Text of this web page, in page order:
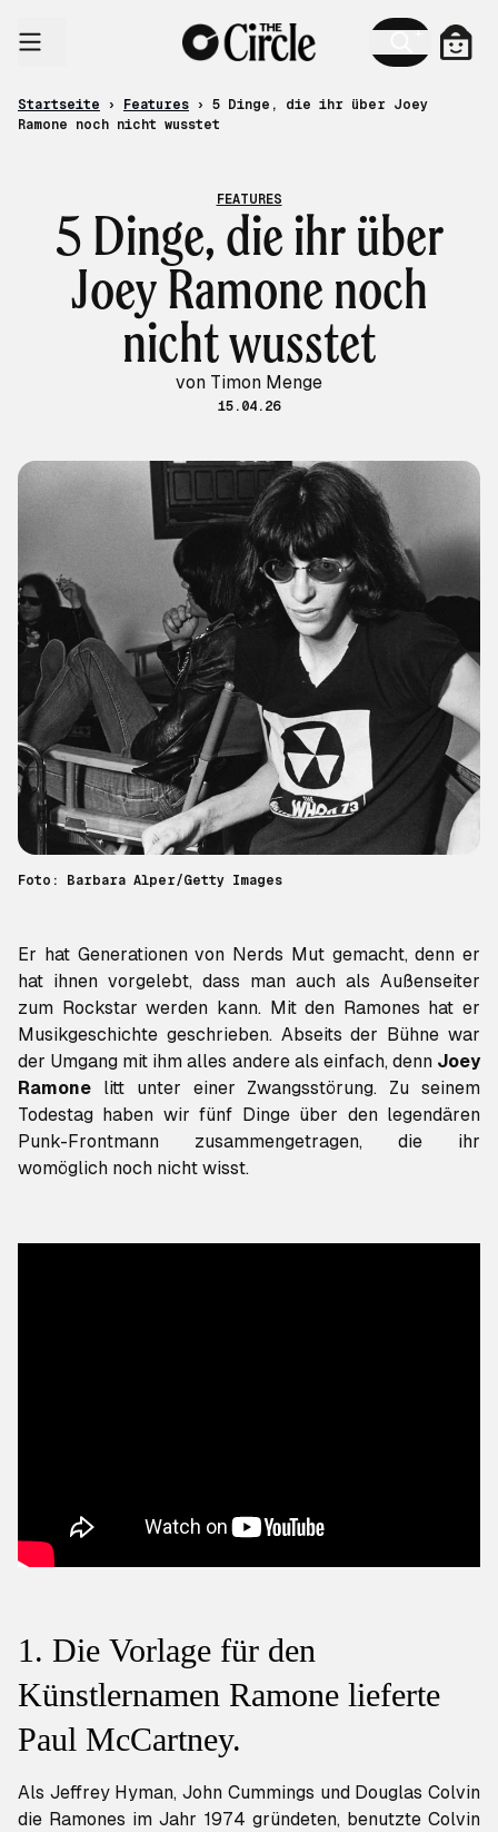
Startseite › Features ›
5 Dinge, die ihr über Joey
Ramone noch nicht wusstet
FEATURES
5 Dinge, die ihr über
Joey Ramone noch
nicht wusstet
von Timon Menge
15.04.26
Foto: Barbara Alper/Getty Images
Er hat Generationen von Nerds Mut gemacht, denn er
hat ihnen vorgelebt, dass man auch als Außenseiter
zum Rockstar werden kann. Mit den Ramones hat er
Musikgeschichte geschrieben. Abseits der Bühne war
der Umgang mit ihm alles andere als einfach, denn Joey
Ramone litt unter einer Zwangsstörung. Zu seinem
Todestag haben wir fünf Dinge über den legendären
Punk-Frontmann zusammengetragen, die ihr
womöglich noch nicht wisst.
1. Die Vorlage für den
Künstlernamen Ramone lieferte
Paul McCartney.
Als Jeffrey Hyman, John Cummings und Douglas Colvin
die Ramones im Jahr 1974 gründeten, benutzte Colvin